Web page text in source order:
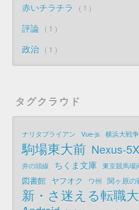
赤いチラチラ 1
評論 1
政治 1
タグクラウド
ナリタブライアン Vue-js 横浜大戦争
駒場東大前 Nexus-5X
井の頭線 ちくま文庫 東京競馬場
図書館 ヤフオク ワ州 関ヶ原の
新・さ迷える転職